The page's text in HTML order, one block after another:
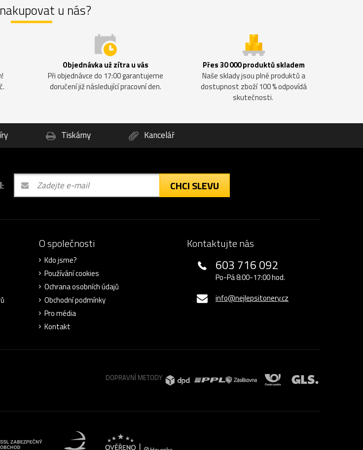
nakupovat u nás?
Objednávka už zítra u vás
Při objednávce do 17:00 garantujeme
doručení již následující pracovní den.
Přes 30 000 produktů skladem
Naše sklady jsou plné produktů a
dostupnost zboží 100 % odpovídá
skutečnosti.
Tiskárny Kancelář
CHCI SLEVU
O společnosti
Kdo jsme?
Používání cookies
Ochrana osobních údajů
Obchodní podmínky
Pro média
Kontakt
Kontaktujte nás
603 716 092
Po-Pá 8:00-17:00 hod.
info@nejlepsitonery.cz
DOPRAVNÍ METODY